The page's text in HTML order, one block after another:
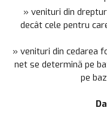
» venituri din
decât cele pentru
» venituri din cedarea
net se determină pe
pe